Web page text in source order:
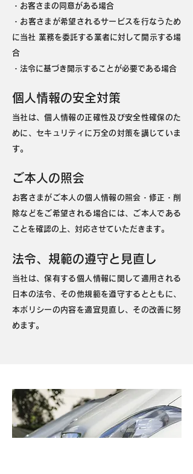
・お客さまの同意がある場合
・お客さまが希望されるサービスを行なうため
に当社 業務を委託する業者に対して開示する場
合
・法令に基づき開示することが必要である場合
個人情報の安全対策
当社は、個人情報の正確性及び安全性確保のた
めに、セキュリティに万全の対策を講じていま
す。
ご本人の照会
お客さまがご本人の個人情報の照会・修正・削
除などをご希望される場合には、ご本人である
ことを確認の上、対応させていただきます。
法令、規範の遵守と見直し
当社は、保有する個人情報に関して適用される
日本の法令、その他規範を遵守するとともに、
本ポリシーの内容を適宜見直し、その改善に努
めます。